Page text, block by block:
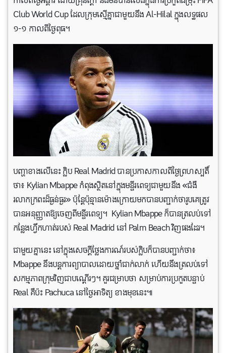
Club World Cup ដែលក្រុមស្មើគ្នាជាមួយនឹង Al-Hilal ក្នុងលទ្ធផល
១-១ កាលពីថ្ងៃពុធ។
បញ្ហាខាងលើនេះ ក្លិប Real Madrid បានប្រកាសកាលពីថ្ងៃព្រហស្បតិ៍
ថា៖ Kylian Mbappe កំពុងស្ថិតនៅក្នុងមន្ទីរពេទ្យជាមួយនឹង «ជំងឺ
រលាកក្រពះដ៏ធ្ងន់ធ្ងរ» ប៉ុន្តែប៉ុន្មានម៉ោងក្រោយមកបានបញ្ជាក់ថារូបគេត្រូវ
បានអនុញ្ញាតឱ្យចេញពីមន្ទីរពេទ្យ។ Kylian Mbappe ក៏បានត្រលប់ទៅ
កន្លែងហ្វឹកហាត់របស់ Real Madrid នៅ Palm Beach វិញផងដែរ។
ជាមួយគ្នានេះ នៅក្នុងសេចក្តីថ្លែងការណ៍របស់ក្លិបក៏បានបញ្ជាក់ថា៖
Mbappe នឹងបន្តការព្យាបាលដោយថ្នាំជាក់លាក់ ហើយនឹងត្រលប់ទៅ
សកម្មភាពក្រុមវិញជាបណ្តើរៗ។ គួរជម្រាបថា សម្រាប់ការប្រកួតបន្ទាប់
Real គឺប៉ះ Pachuca នៅថ្ងៃអាទិត្យ ខាងមុខនេះ៕